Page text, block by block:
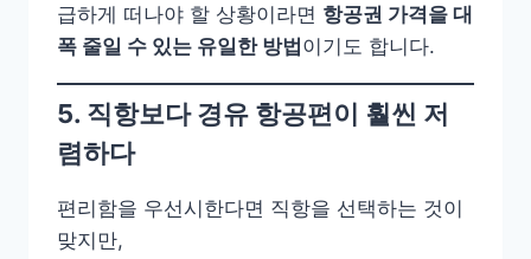
급하게 떠나야 할 상황이라면 항공권 가격을 대
폭 줄일 수 있는 유일한 방법이기도 합니다.
5. 직항보다 경유 항공편이 훨씬 저
렴하다
편리함을 우선시한다면 직항을 선택하는 것이
맞지만,